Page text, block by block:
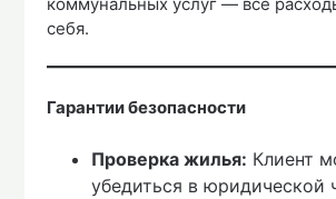
себя.
Гарантии безопасности
Проверка жилья: Клиент
убедиться в юридической